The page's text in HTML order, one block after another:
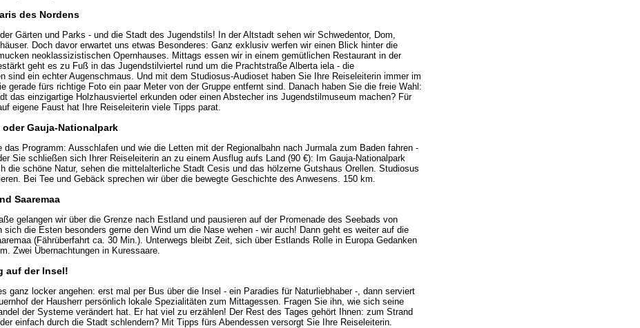
des Nordens
Gärten und Parks - und die Stadt des Jugendstils! In der Altstadt sehen wir Schwedentor, Dom,
Doch davor erwartet uns etwas Besonderes: Ganz exklusiv werfen wir einen Blick hinter die
neoklassizistischen Opernhauses. Mittags essen wir in einem gemütlichen Restaurant in der
geht es zu Fuß in das Jugendstilviertel rund um die Prachtstraße Alberta iela - die
sind ein echter Augenschmaus. Und mit dem Studiosus-Audioset haben Sie Ihre Reiseleiterin immer im
gerade fürs richtige Foto ein paar Meter von der Gruppe entfernt sind. Danach haben Sie die freie Wahl:
das einzigartige Holzhausviertel erkunden oder einen Abstecher ins Jugendstilmuseum machen? Für
eigene Faust hat Ihre Reiseleiterin viele Tipps parat.
oder Gauja-Nationalpark
das Programm: Ausschlafen und wie die Letten mit der Regionalbahn nach Jurmala zum Baden fahren -
Sie schließen sich Ihrer Reiseleiterin an zu einem Ausflug aufs Land (90 €): Im Gauja-Nationalpark
die schöne Natur, sehen die mittelalterliche Stadt Cesis und das hölzerne Gutshaus Orellen. Studiosus
Bei Tee und Gebäck sprechen wir über die bewegte Geschichte des Anwesens. 150 km.
Saaremaa
gelangen wir über die Grenze nach Estland und pausieren auf der Promenade des Seebads von
sich die Esten besonders gerne den Wind um die Nase wehen - wir auch! Dann geht es weiter auf die
(Fährüberfahrt ca. 30 Min.). Unterwegs bleibt Zeit, sich über Estlands Rolle in Europa Gedanken
Zwei Übernachtungen in Kuressaare.
auf der Insel!
ganz locker angehen: erst mal per Bus über die Insel - ein Paradies für Naturliebhaber -, dann serviert
der Hausherr persönlich lokale Spezialitäten zum Mittagessen. Fragen Sie ihn, wie sich seine
der Systeme verändert hat. Er hat viel zu erzählen! Der Rest des Tages gehört Ihnen: zum Strand
einfach durch die Stadt schlendern? Mit Tipps fürs Abendessen versorgt Sie Ihre Reiseleiterin.